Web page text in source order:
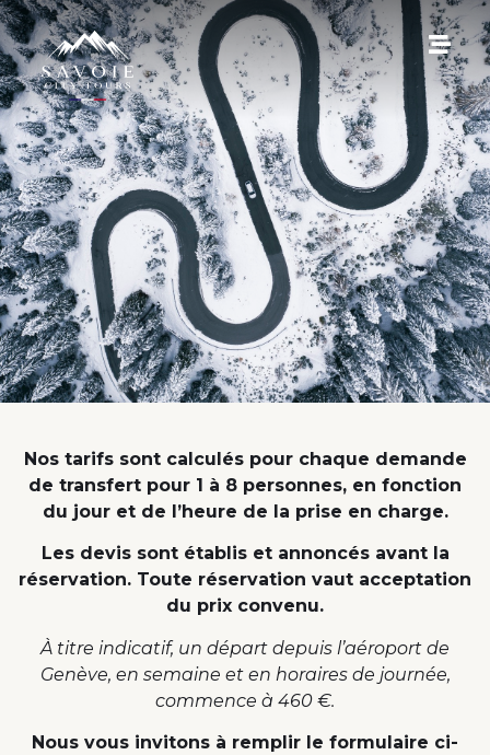
Nos tarifs sont calculés pour chaque demande
de transfert pour 1 à 8 personnes, en fonction
du jour et de l’heure de la prise en charge.
Les devis sont établis et annoncés avant la
réservation. Toute réservation vaut acceptation
du prix convenu.
À titre indicatif, un départ depuis l’aéroport de
Genève, en semaine et en horaires de journée,
commence à 460 €.
Nous vous invitons à remplir le formulaire ci-